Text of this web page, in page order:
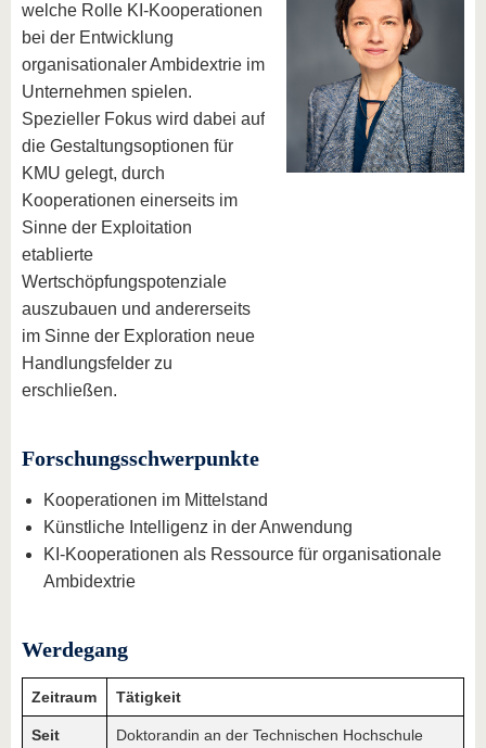
welche Rolle KI-Kooperationen
bei der Entwicklung
organisationaler Ambidextrie im
Unternehmen spielen.
Spezieller Fokus wird dabei auf
die Gestaltungsoptionen für
KMU gelegt, durch
Kooperationen einerseits im
Sinne der Exploitation
etablierte
Wertschöpfungspotenziale
auszubauen und andererseits
im Sinne der Exploration neue
Handlungsfelder zu
erschließen.
Forschungsschwerpunkte
Kooperationen im Mittelstand
Künstliche Intelligenz in der Anwendung
KI-Kooperationen als Ressource für organisationale
Ambidextrie
Werdegang
Zeitraum Tätigkeit
Seit
Doktorandin an der Technischen Hochschule